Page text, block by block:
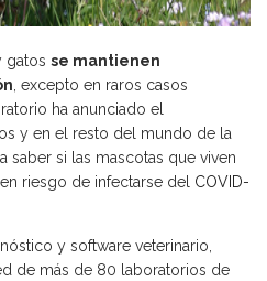
gatos se mantienen
, excepto en raros casos
ha anunciado el
y en el resto del mundo de la
saber si las mascotas que viven
riesgo de infectarse del COVID-
y software veterinario,
de más de 80 laboratorios de